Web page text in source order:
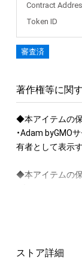
Contract
Token ID
審査済
著作権等に関
◆本アイテムの保
・Adam byGMO
有者として表示
◆本アイテムの
行為
ストア詳細